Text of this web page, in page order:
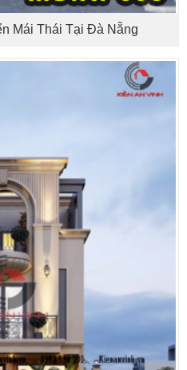
Mái Thái Tại Đà Nẵng